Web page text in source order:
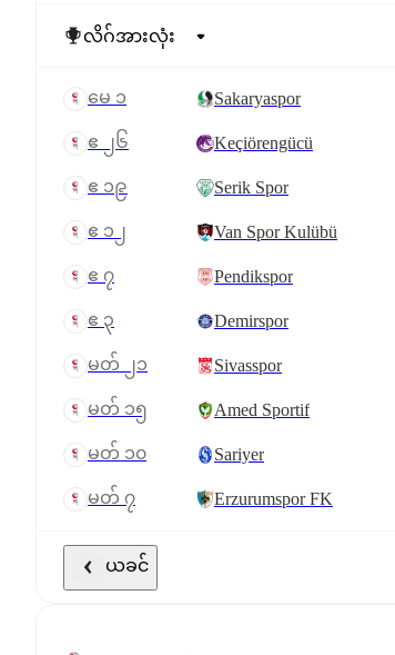
မေ ၁ Sakaryaspor
ဧ ၂၆ Keçiörengücü
ဧ ၁၉ Serik Spor
ဧ ၁၂ Van Spor Kulübü
ဧ ၇ Pendikspor
ဧ ၃ Demirspor
မတ် ၂၁ Sivasspor
မတ် ၁၅ Amed Sportif
မတ် ၁၀ Sariyer
မတ် ၇ Erzurumspor FK
ယခင်